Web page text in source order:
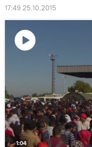
17:49 25.10.2015
Воспроизвести
1:04